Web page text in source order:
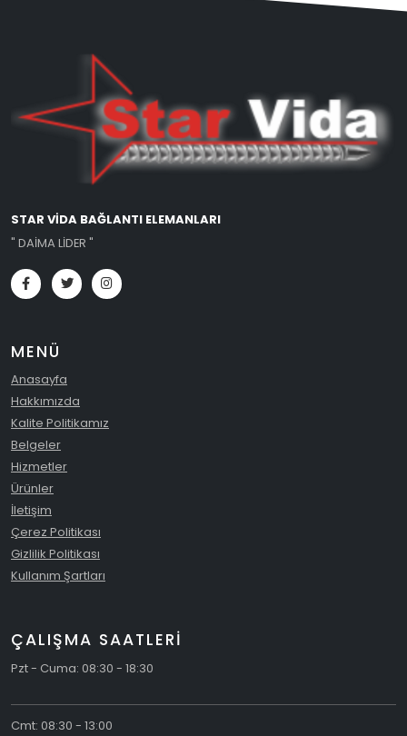
STAR VİDA BAĞLANTI ELEMANLARI
" DAİMA LİDER "
MENÜ
Anasayfa
Hakkımızda
Kalite Politikamız
Belgeler
Hizmetler
Ürünler
İletişim
Çerez Politikası
Gizlilik Politikası
Kullanım Şartları
ÇALIŞMA SAATLERİ
Pzt - Cuma: 08:30 - 18:30
Cmt: 08:30 - 13:00